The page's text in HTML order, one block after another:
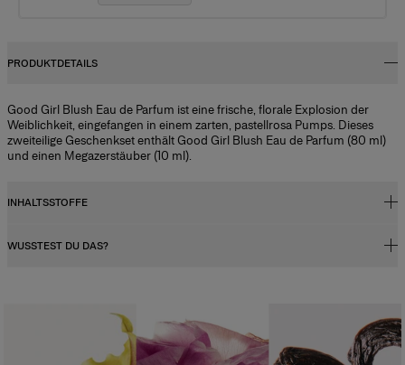
PRODUKTDETAILS
Good Girl Blush Eau de Parfum ist eine frische, florale Explosion der
Weiblichkeit, eingefangen in einem zarten, pastellrosa Pumps. Dieses
zweiteilige Geschenkset enthält Good Girl Blush Eau de Parfum (80 ml)
und einen Megazerstäuber (10 ml).
INHALTSSTOFFE
Alcohol Denat., Parfum (fragrance), Aqua (water), Tetramethyl
Vanillin, Linalyl Acetate, Pinene, Hexyl Cinnamal, Citrus Limon Peel Oil,
Citrus Aurantium Peel Oil, Geranyl Acetate, Dimethyl Phenethyl Acetate,
Trimethylbenzenepropanol, Terpineol, Citral, Alcohol, Cananga Odorata
WUSSTEST DU DAS?
Düfte – ob für Damen oder Herren – enthalten ein Duftkonzentrat
(ätherische Öle), das mit einer Mischung aus Alkohol und Wasser
verdünnt wird. Die Konzentration des Duftöls sowie der Alkoholgehalt